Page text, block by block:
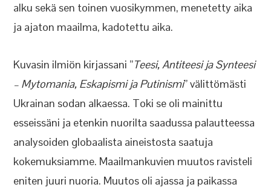
alku sekä sen toinen vuosikymmen, menetetty aika
ja ajaton maailma, kadotettu aika.
Kuvasin ilmiön kirjassani ”Teesi, Antiteesi ja Synteesi
– Mytomania, Eskapismi ja Putinismi” välittömästi
Ukrainan sodan alkaessa. Toki se oli mainittu
esseissäni ja etenkin nuorilta saadussa palautteessa
analysoiden globaalista aineistosta saatuja
kokemuksiamme. Maailmankuvien muutos ravisteli
eniten juuri nuoria. Muutos oli ajassa ja paikassa